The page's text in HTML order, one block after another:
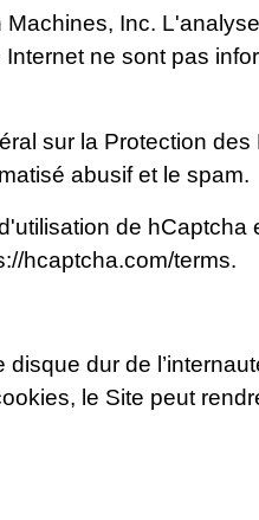
Inc.
ne sont pas
sur la Protection
abusif et le spam.
de hCaptcha
hcaptcha.com/terms.
dur de
le Site peut